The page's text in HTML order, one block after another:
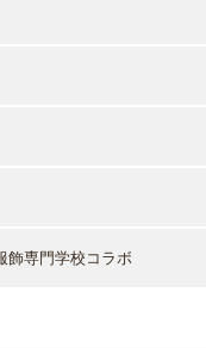
専門学校コラボ